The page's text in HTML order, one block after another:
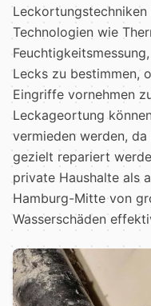
Technologien wie
Lecks zu bestimmen,
Eingriffe vornehmen
Leckageortung
vermieden werden,
gezielt repariert
private Haushalte als
Hamburg-Mitte von
Wasserschäden